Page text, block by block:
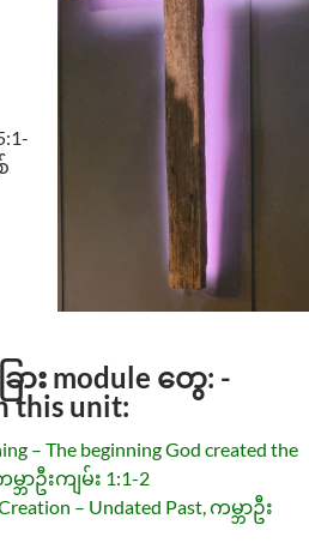
module တွေ: -
this unit:
– The beginning God created the
မ္ဘာဦးကျမ်း 1:1-2
– Undated Past, ကမ္ဘာဦး